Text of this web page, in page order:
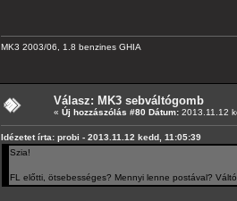
MK3 2003/06, 1.8 benzines GHIA
Válasz: MK3 sebváltógomb
« Új hozzászólás #80 Dátum: 2013.11.12
Idézetet írta: probi - 2013.11.12 kedd, 11:05:39
Szia!
FL előtti, ötsebességes? Mennyi lenne postával?